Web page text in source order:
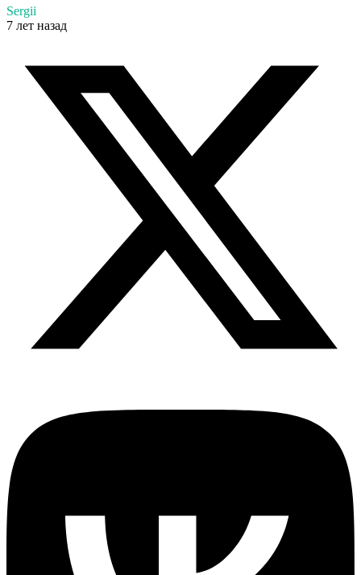
Sergii
7 лет назад